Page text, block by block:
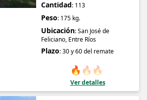
Cantidad: 113
Peso: 175 kg.
Ubicación: San José de
Feliciano, Entre Ríos
Plazo: 30 y 60 del remate
🔥 🔥 🔥
Ver detalles